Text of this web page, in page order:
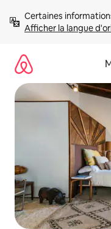
directement
Afficher la langue